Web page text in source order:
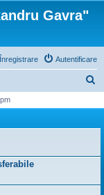
Gavra"
Autentificare
Înregistrare
t